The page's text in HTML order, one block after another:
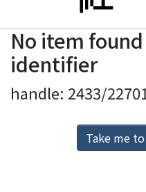
Home
Communities
Browse
Download Ranking
No item
identifier
handle: 2433/
Take me